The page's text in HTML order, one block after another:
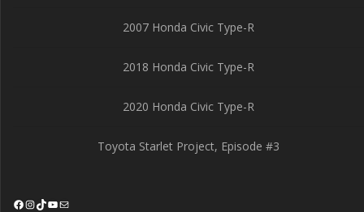
2007 Honda Civic Type-R
2018 Honda Civic Type-R
2020 Honda Civic Type-R
Toyota Starlet Project, Episode #3
Facebook
Instagram
TikTok
YouTube
Mail